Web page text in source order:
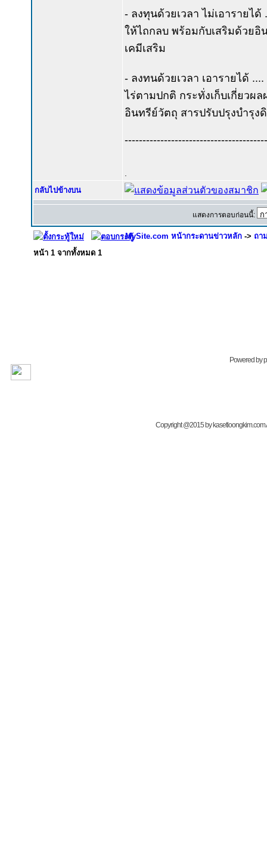
- ลงทุนด้วยเวลา ไม่เอารายไ
ให้ไถกลบ พร้อมกับเสริมด้วย
เคมีเสริม
- ลงทนด้วยเวลา เอารายได้
ไร่ตามปกติ กระทั่งเก็บเกี่ยวผ
อินทรีย์วัตถุ สารปรับปรุงบำรุ
กลับไปข้างบน
แสดงการตอบก่อนนี้:
MySite.com หน้ากระดานข่าวหลัก -> ถา
หน้า 1 จากทั้งหมด 1
Powered by
Copyright @2015 by kasetloongkim.com